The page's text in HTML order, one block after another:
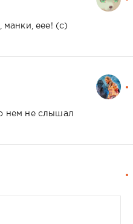
манки, еее! (с)
нем не слышал